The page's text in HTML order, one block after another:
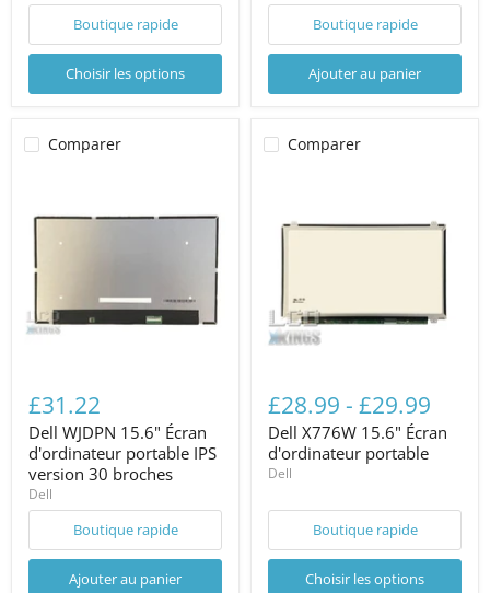
Boutique rapide
Choisir les options
Boutique rapide
Ajouter au panier
Comparer
£31.22
Dell WJDPN 15.6" Écran
d'ordinateur portable IPS
version 30 broches
Dell
Boutique rapide
Ajouter au panier
Comparer
£28.99 - £29.99
Dell X776W 15.6" Écran
d'ordinateur portable
Dell
Boutique rapide
Choisir les options